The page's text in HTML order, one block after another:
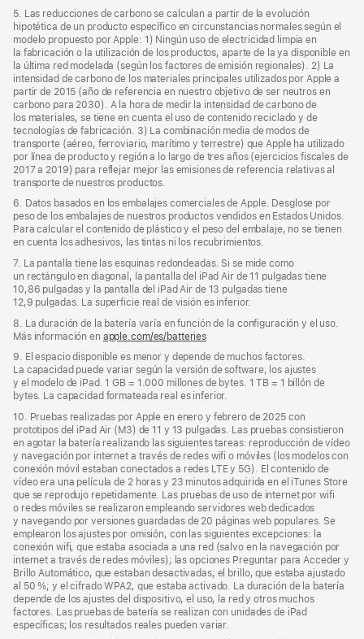
5. Las reducciones de carbono se calculan a partir de la evolución
hipotética de un producto específico en circunstancias normales según el
modelo propuesto por Apple: 1) Ningún uso de electricidad limpia en
la fabricación o la utilización de los productos, aparte de la ya disponible en
la última red modelada (según los factores de emisión regionales). 2) La
intensidad de carbono de los materiales principales utilizados por Apple a
partir de 2015 (año de referencia en nuestro objetivo de ser neutros en
carbono para 2030). A la hora de medir la intensidad de carbono de
los materiales, se tiene en cuenta el uso de contenido reciclado y de
tecnologías de fabricación. 3) La combinación media de modos de
transporte (aéreo, ferroviario, marítimo y terrestre) que Apple ha utilizado
por línea de producto y región a lo largo de tres años (ejercicios fiscales de
2017 a 2019) para reflejar mejor las emisiones de referencia relativas al
transporte de nuestros productos.
6. Datos basados en los embalajes comerciales de Apple. Desglose por
peso de los embalajes de nuestros productos vendidos en Estados Unidos.
Para calcular el contenido de plástico y el peso del embalaje, no se tienen
en cuenta los adhesivos, las tintas ni los recubrimientos.
7. La pantalla tiene las esquinas redondeadas. Si se mide como
un rectángulo en diagonal, la pantalla del iPad Air de 11 pulgadas tiene
10,86 pulgadas y la pantalla del iPad Air de 13 pulgadas tiene
12,9 pulgadas. La superficie real de visión es inferior.
8. La duración de la batería varía en función de la configuración y el uso.
Más información en apple.com/es/batteries
9. El espacio disponible es menor y depende de muchos factores.
La capacidad puede variar según la versión de software, los ajustes
y el modelo de iPad. 1 GB = 1.000 millones de bytes. 1 TB = 1 billón de
bytes. La capacidad formateada real es inferior.
10. Pruebas realizadas por Apple en enero y febrero de 2025 con
prototipos del iPad Air (M3) de 11 y 13 pulgadas. Las pruebas consistieron
en agotar la batería realizando las siguientes tareas: reproducción de vídeo
y navegación por internet a través de redes wifi o móviles (los modelos con
conexión móvil estaban conectados a redes LTE y 5G). El contenido de
vídeo era una película de 2 horas y 23 minutos adquirida en el iTunes Store
que se reprodujo repetidamente. Las pruebas de uso de internet por wifi
o redes móviles se realizaron empleando servidores web dedicados
y navegando por versiones guardadas de 20 páginas web populares. Se
emplearon los ajustes por omisión, con las siguientes excepciones: la
conexión wifi, que estaba asociada a una red (salvo en la navegación por
internet a través de redes móviles); las opciones Preguntar para Acceder y
Brillo Automático, que estaban desactivadas; el brillo, que estaba ajustado
al 50 %; y el cifrado WPA2, que estaba activado. La duración de la batería
depende de los ajustes del dispositivo, el uso, la red y otros muchos
factores. Las pruebas de batería se realizan con unidades de iPad
específicas; los resultados reales pueden variar.